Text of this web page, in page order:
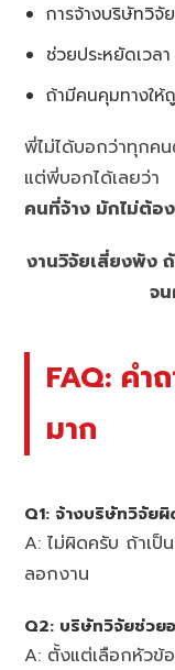
การจ้างบริษัทวิจั
ช่วยประหยัดเวล
ถ้ามีคนคุมทางให้
พี่ไม่ได้บอกว่าทุกค
แต่พี่บอกได้เลยว่า
คนที่จ้าง มักไม่ต้อ
งานวิจัยเสี่ยงพัง
จ
FAQ: ค
มาก
Q1: จ้างบริษัทวิจัย
A: ไม่ผิดครับ ถ้าเป็
ลอกงาน
Q2: บริษัทวิจัยช่วยอ
A: ตั้งแต่เลือกหัวข้